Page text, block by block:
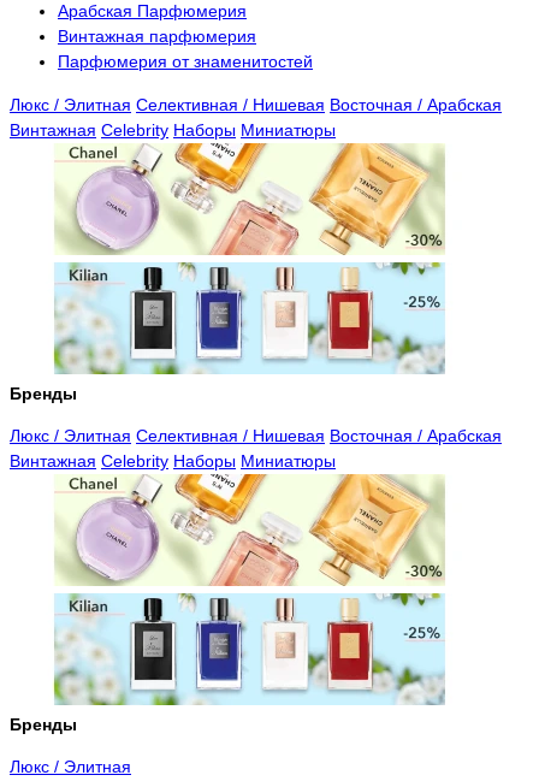
Арабская Парфюмерия
Винтажная парфюмерия
Парфюмерия от знаменитостей
Люкс / Элитная Селективная / Нишевая Восточная / Арабская
Винтажная Celebrity Наборы Миниатюры
Бренды
Люкс / Элитная Селективная / Нишевая Восточная / Арабская
Винтажная Celebrity Наборы Миниатюры
Бренды
Люкс / Элитная